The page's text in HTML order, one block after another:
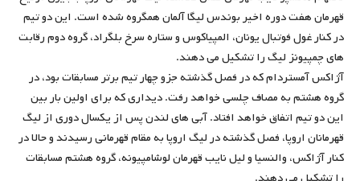
قهرمان هفت دوره اخیر بوندس لیگا آلمان همگروه شده است. این دو تیم
در کنار غول فوتبال یونان، المپیاکوس و ستاره سرخ بلگراد، گروه دوم رقابت
های چمپیونز لیگ را تشکیل می دهند.
آژاکس آمستردام که در فصل گذشته جزو چهار تیم برتر مسابقات بود، در
گروه هشتم به مصاف چلسی خواهد رفت. دیداری که برای اولین بار بین
این دو تیم اتفاق خواهد افتاد. آبی های لندن پس از یکسال دوری از لیگ
قهرمانان اروپا، فصل گذشته در لیگ اروپا به مقام قهرمانی رسیدند و حالا در
کنار آژاکس، والنسیا و لیل نایب قهرمان لوشامپیونه، گروه هشتم مسابقات